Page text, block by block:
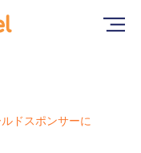
ドスポンサーに